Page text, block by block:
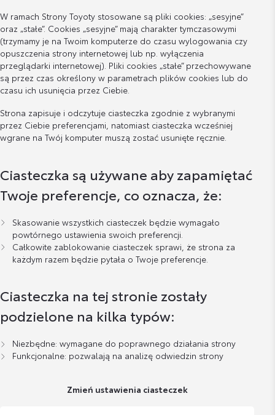
W ramach Strony Toyoty stosowane są pliki cookies: „sesyjne”
oraz „stałe”. Cookies „sesyjne” mają charakter tymczasowymi
(trzymamy je na Twoim komputerze do czasu wylogowania czy
opuszczenia strony internetowej lub np. wyłączenia
przeglądarki internetowej). Pliki cookies „stałe” przechowywane
są przez czas określony w parametrach plików cookies lub do
czasu ich usunięcia przez Ciebie.
Strona zapisuje i odczytuje ciasteczka zgodnie z wybranymi
przez Ciebie preferencjami, natomiast ciasteczka wcześniej
wgrane na Twój komputer muszą zostać usunięte ręcznie.
Ciasteczka są używane aby zapamiętać
Twoje preferencje, co oznacza, że:
Skasowanie wszystkich ciasteczek będzie wymagało
powtórnego ustawienia swoich preferencji.
Całkowite zablokowanie ciasteczek sprawi, że strona za
każdym razem będzie pytała o Twoje preferencje.
Ciasteczka na tej stronie zostały
podzielone na kilka typów:
Niezbędne: wymagane do poprawnego działania strony
Funkcjonalne: pozwalają na analizę odwiedzin strony
Zmień ustawienia ciasteczek